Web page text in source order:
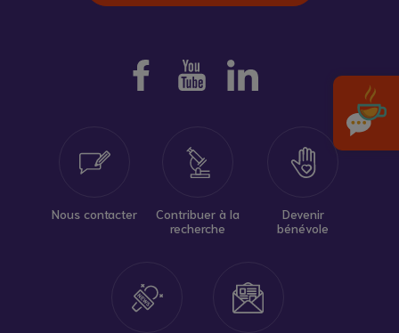
Nous contacter
Contribuer à la
recherche
Devenir
bénévole